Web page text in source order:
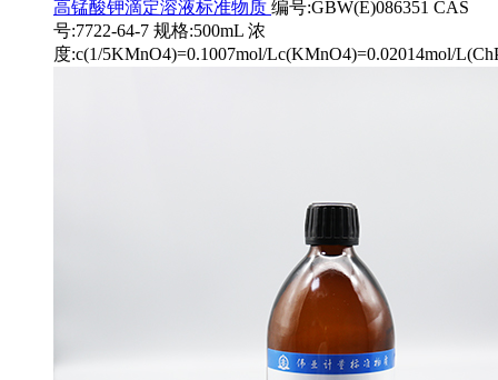
高锰酸钾滴定溶液标准物质 编号:GBW(E)086351 CAS
号:7722-64-7 规格:500mL 浓
度:c(1/5KMnO4)=0.1007mol/Lc(KMnO4)=0.02014mol/